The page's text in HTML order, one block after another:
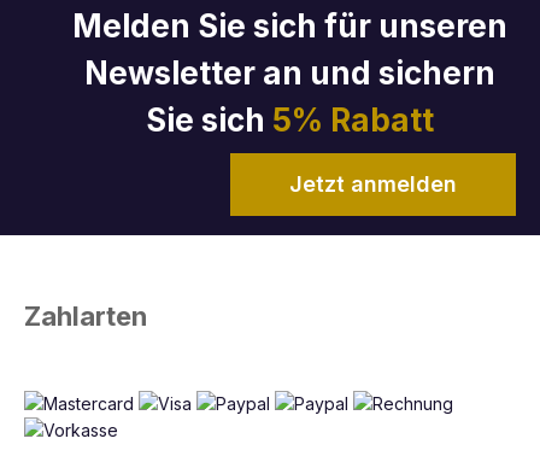
Melden Sie sich für unseren
Newsletter an und sichern
Sie sich 5% Rabatt
Jetzt anmelden
Zahlarten